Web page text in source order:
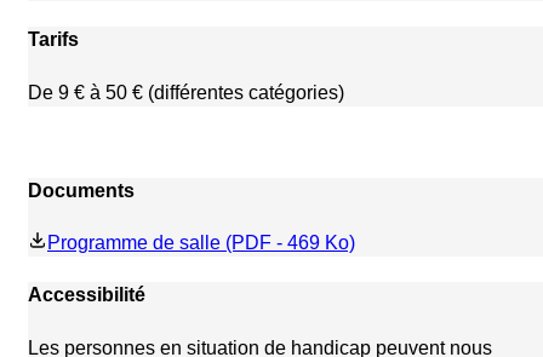
Tarifs
De 9 € à 50 € (différentes catégories)
Documents
Programme de salle (PDF - 469 Ko)
Accessibilité
Les personnes en situation de handicap peuvent nous